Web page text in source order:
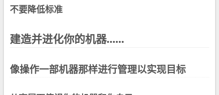
不要降低标准
建造并进化你的机器……
像操作一部机器那样进行管理以实现目标